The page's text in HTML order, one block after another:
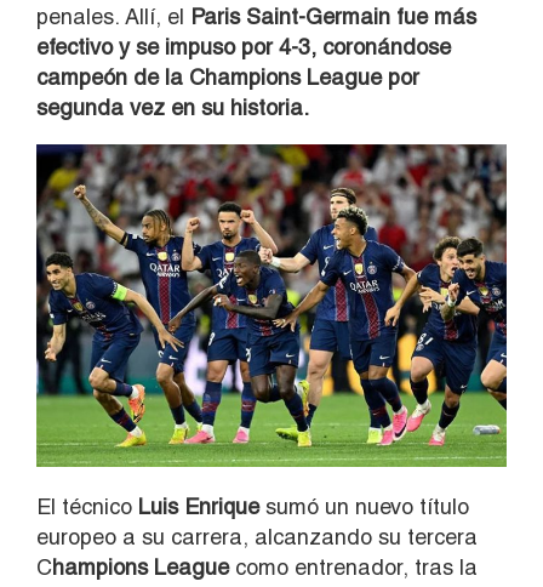
penales. Allí, el Paris Saint-Germain fue más
efectivo y se impuso por 4-3, coronándose
campeón de la Champions League por
segunda vez en su historia.
El técnico Luis Enriquesumó un nuevo título
europeo a su carrera, alcanzando su tercera
Champions Leaguecomo entrenador, tras la